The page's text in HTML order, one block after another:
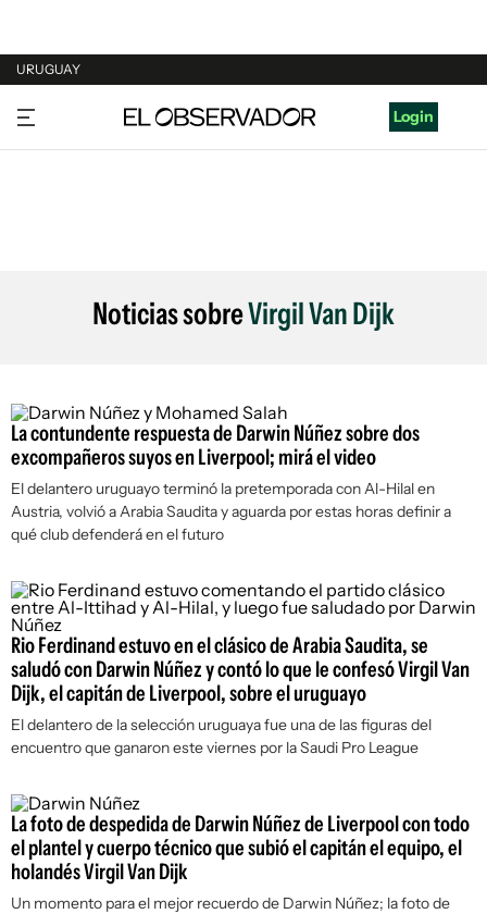
URUGUAY
URUGUAY
ARGENTINA
Login
Noticias sobreVirgil Van Dijk
La contundente respuesta de Darwin Núñez sobre dos
excompañeros suyos en Liverpool; mirá el video
El delantero uruguayo terminó la pretemporada con Al-Hilal en
Austria, volvió a Arabia Saudita y aguarda por estas horas definir a
qué club defenderá en el futuro
Rio Ferdinand estuvo en el clásico de Arabia Saudita, se
saludó con Darwin Núñez y contó lo que le confesó Virgil Van
Dijk, el capitán de Liverpool, sobre el uruguayo
El delantero de la selección uruguaya fue una de las figuras del
encuentro que ganaron este viernes por la Saudi Pro League
La foto de despedida de Darwin Núñez de Liverpool con todo
el plantel y cuerpo técnico que subió el capitán el equipo, el
holandés Virgil Van Dijk
Un momento para el mejor recuerdo de Darwin Núñez; la foto de